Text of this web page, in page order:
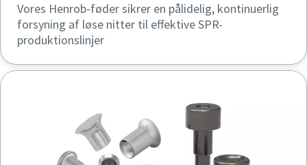
Vores Henrob-føder sikrer en pålidelig, kontinuerlig
forsyning af løse nitter til effektive SPR-
produktionslinjer